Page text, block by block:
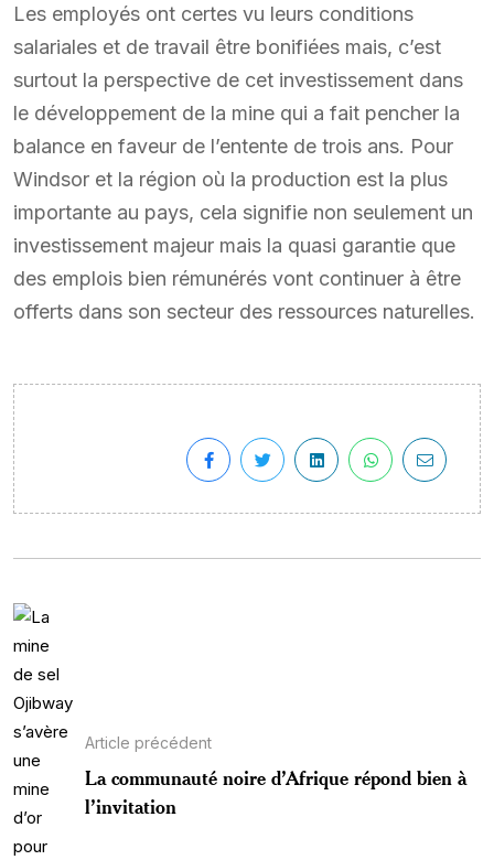
Les employés ont certes vu leurs conditions
salariales et de travail être bonifiées mais, c’est
surtout la perspective de cet investissement dans
le développement de la mine qui a fait pencher la
balance en faveur de l’entente de trois ans. Pour
Windsor et la région où la production est la plus
importante au pays, cela signifie non seulement un
investissement majeur mais la quasi garantie que
des emplois bien rémunérés vont continuer à être
offerts dans son secteur des ressources naturelles.
Article précédent
La communauté noire d’Afrique répond bien à
l’invitation